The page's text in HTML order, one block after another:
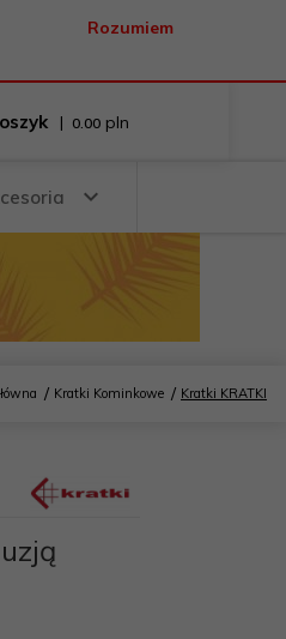
Rozumiem
| 0.00 pln
Kratki Kominkowe Kratki KRATKI